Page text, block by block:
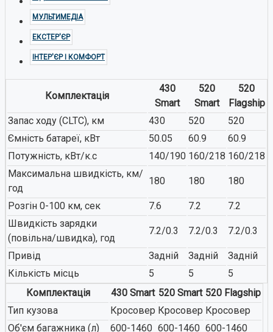
МУЛЬТИМЕДІА
ЕКСТЕР'ЄР
ІНТЕР'ЄР І КОМФОРТ
Комплектація
430
Smart
520
Smart
520
Flagship
Запас ходу (CLTC), км
430 520
520
Ємність батареї, кВт
50.05 60.9
60.9
Потужність, кВт/к.с
140/190 160/218 160/218
Максимальна швидкість, км/
год
180 180 180
Розгін 0-100 км, сек 7.6 7.2
7.2
Швидкість зарядки
(повільна/швидка), год
7.2/0.3 7.2/0.3 7.2/0.3
Привід Задній Задній
Задній
Кількість місць
5 5
5
Комплектація
430 Smart 520 Smart 520 Flagship
Тип кузова
Кросовер Кросовер Кросовер
Об'єм багажника (л)
600-1460 600-1460 600-1460